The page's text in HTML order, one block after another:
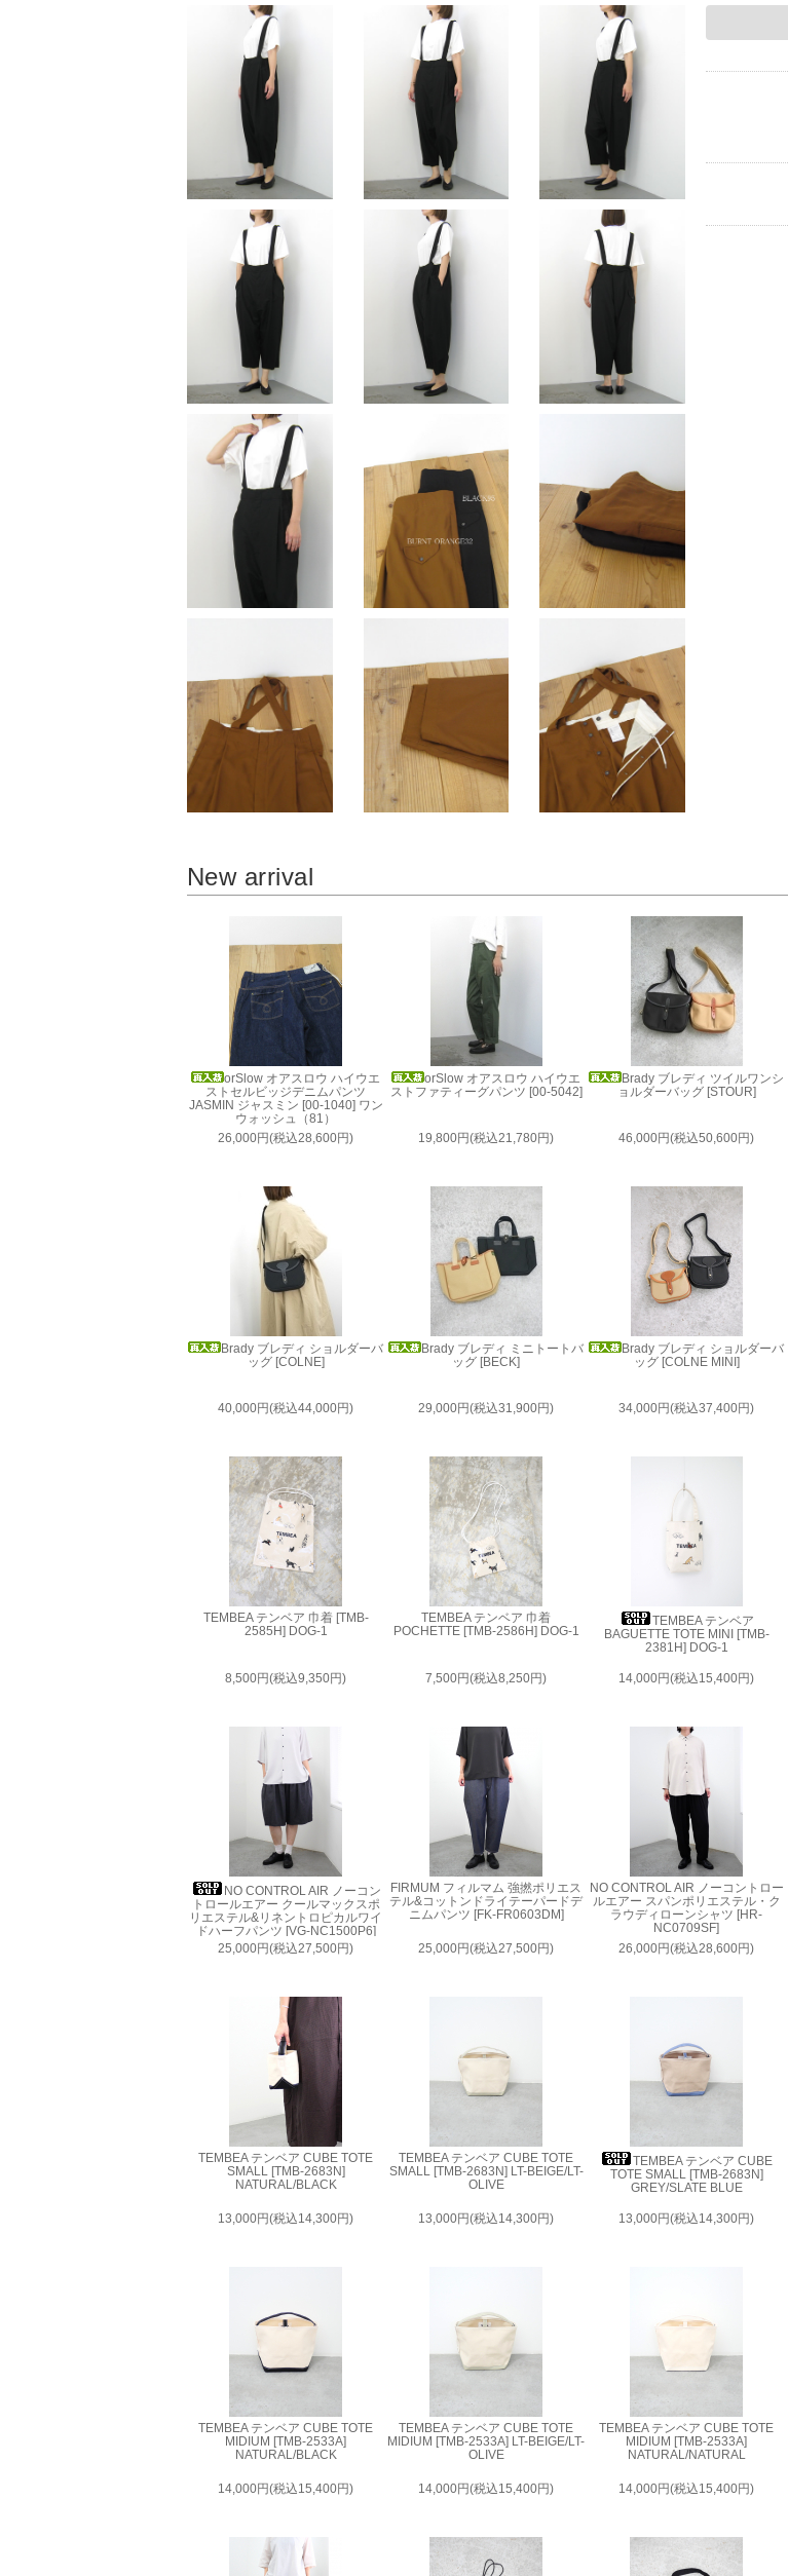
New arrival
orSlow オアスロウ ハイウエ
ストセルビッジデニムパンツ
JASMIN ジャスミン [00-1040] ワン
ウォッシュ（81）
26,000円(税込28,600円)
orSlow オアスロウ ハイウエ
ストファティーグパンツ [00-5042]
19,800円(税込21,780円)
Brady ブレディ ツイルワンシ
ョルダーバッグ [STOUR]
46,000円(税込50,600円)
Brady ブレディ ショルダーバ
ッグ [COLNE]
40,000円(税込44,000円)
Brady ブレディ ミニトートバ
ッグ [BECK]
29,000円(税込31,900円)
Brady ブレディ ショルダーバ
ッグ [COLNE MINI]
34,000円(税込37,400円)
TEMBEA テンベア 巾着 [TMB-
2585H] DOG-1
8,500円(税込9,350円)
TEMBEA テンベア 巾着
POCHETTE [TMB-2586H] DOG-1
7,500円(税込8,250円)
TEMBEA テンベア
BAGUETTE TOTE MINI [TMB-
2381H] DOG-1
14,000円(税込15,400円)
NO CONTROL AIR ノーコン
トロールエアー クールマックスポ
リエステル&リネントロピカルワイ
ドハーフパンツ [VG-NC1500P6]
25,000円(税込27,500円)
FIRMUM フィルマム 強撚ポリエス
テル&コットンドライテーパードデ
ニムパンツ [FK-FR0603DM]
25,000円(税込27,500円)
NO CONTROL AIR ノーコントロー
ルエアー スパンポリエステル・ク
ラウディローンシャツ [HR-
NC0709SF]
26,000円(税込28,600円)
TEMBEA テンベア CUBE TOTE
SMALL [TMB-2683N]
NATURAL/BLACK
13,000円(税込14,300円)
TEMBEA テンベア CUBE TOTE
SMALL [TMB-2683N] LT-BEIGE/LT-
OLIVE
13,000円(税込14,300円)
TEMBEA テンベア CUBE
TOTE SMALL [TMB-2683N]
GREY/SLATE BLUE
13,000円(税込14,300円)
TEMBEA テンベア CUBE TOTE
MIDIUM [TMB-2533A]
NATURAL/BLACK
14,000円(税込15,400円)
TEMBEA テンベア CUBE TOTE
MIDIUM [TMB-2533A] LT-BEIGE/LT-
OLIVE
14,000円(税込15,400円)
TEMBEA テンベア CUBE TOTE
MIDIUM [TMB-2533A]
NATURAL/NATURAL
14,000円(税込15,400円)